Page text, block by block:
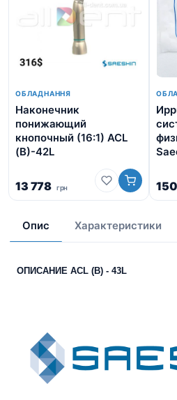
ОБЛАДНАННЯ
Наконечник
понижающий
кнопочный (16:1) ACL
(B)-42L
13 778 грн 150
Опис Характеристики
ОПИСАНИЕ ACL (B) - 43L